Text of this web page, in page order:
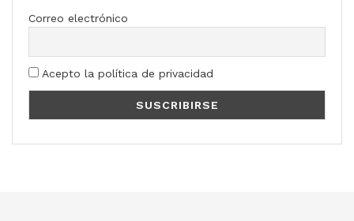
Correo electrónico
Acepto la política de privacidad